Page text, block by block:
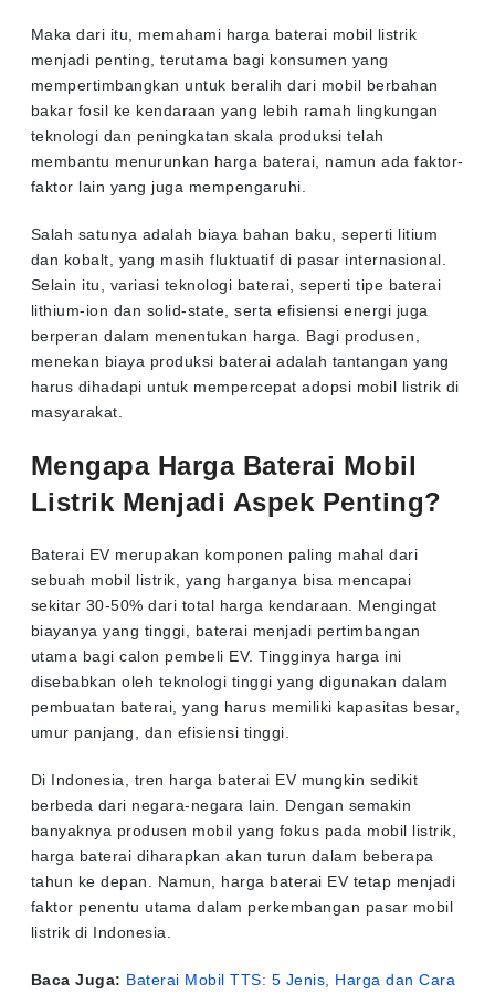
Maka dari itu, memahami harga baterai mobil listrik
menjadi penting, terutama bagi konsumen yang
mempertimbangkan untuk beralih dari mobil berbahan
bakar fosil ke kendaraan yang lebih ramah lingkungan
teknologi dan peningkatan skala produksi telah
membantu menurunkan harga baterai, namun ada faktor-
faktor lain yang juga mempengaruhi.
Salah satunya adalah biaya bahan baku, seperti litium
dan kobalt, yang masih fluktuatif di pasar internasional.
Selain itu, variasi teknologi baterai, seperti tipe baterai
lithium-ion dan solid-state, serta efisiensi energi juga
berperan dalam menentukan harga. Bagi produsen,
menekan biaya produksi baterai adalah tantangan yang
harus dihadapi untuk mempercepat adopsi mobil listrik di
masyarakat.
Mengapa Harga Baterai Mobil
Listrik Menjadi Aspek Penting?
Baterai EV merupakan komponen paling mahal dari
sebuah mobil listrik, yang harganya bisa mencapai
sekitar 30-50% dari total harga kendaraan. Mengingat
biayanya yang tinggi, baterai menjadi pertimbangan
utama bagi calon pembeli EV. Tingginya harga ini
disebabkan oleh teknologi tinggi yang digunakan dalam
pembuatan baterai, yang harus memiliki kapasitas besar,
umur panjang, dan efisiensi tinggi.
Di Indonesia, tren harga baterai EV mungkin sedikit
berbeda dari negara-negara lain. Dengan semakin
banyaknya produsen mobil yang fokus pada mobil listrik,
harga baterai diharapkan akan turun dalam beberapa
tahun ke depan. Namun, harga baterai EV tetap menjadi
faktor penentu utama dalam perkembangan pasar mobil
listrik di Indonesia.
Baca Juga: Baterai Mobil TTS: 5 Jenis, Harga dan Cara